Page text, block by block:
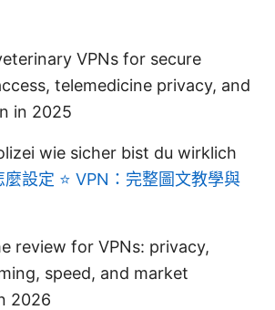
VPNs for secure
telemedicine privacy, and
in 2025
wie sicher bist du wirklich
麼設定 ⭐ VPN：完整圖文教學與
review for VPNs: privacy,
speed, and market
2026